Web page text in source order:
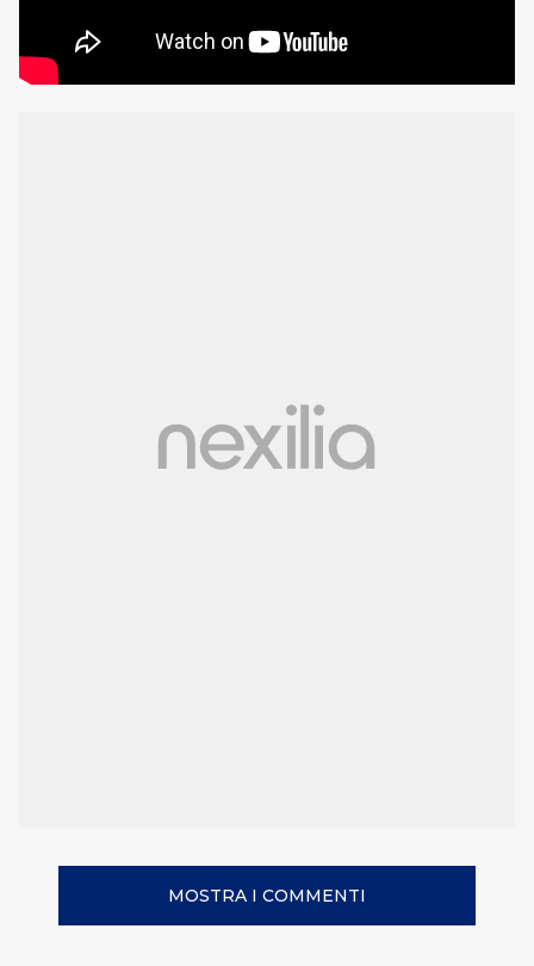
MOSTRA I COMMENTI